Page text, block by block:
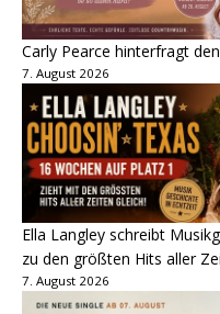
Carly Pearce hinterfragt
7. August 2026
Ella Langley schreibt
zu den größten Hits aller
7. August 2026